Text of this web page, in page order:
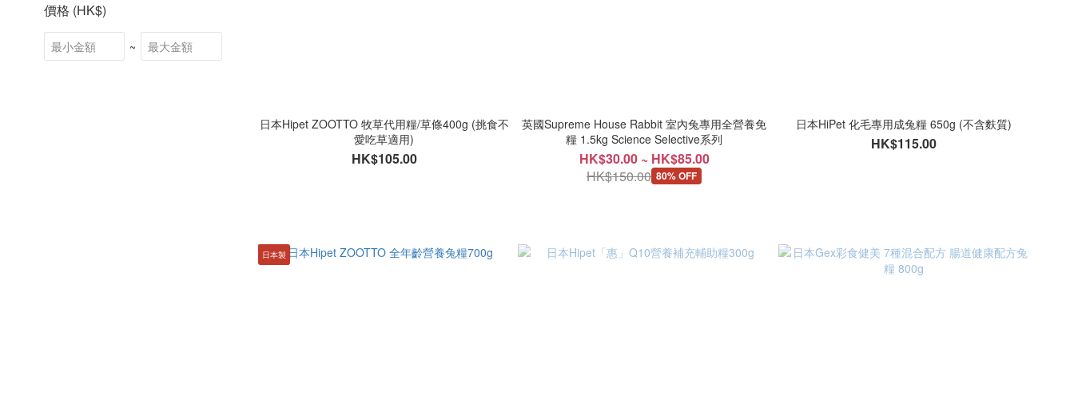
價格 (HK$)
~
日本Hipet ZOOTTO 牧草代用糧/草條400g (挑食不
愛吃草適用)
HK$105.00
英國Supreme House Rabbit 室內兔專用全營養免
糧 1.5kg Science Selective系列
HK$30.00 ~ HK$85.00
HK$150.00 80% OFF
日本HiPet 化毛專用成兔糧 650g (不含麩質)
HK$115.00
日本製